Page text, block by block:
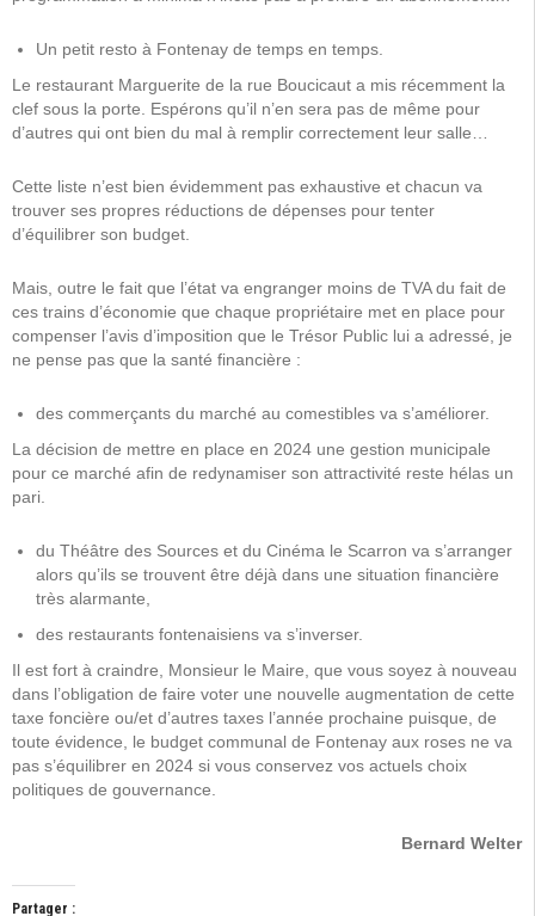
Un petit resto à Fontenay de temps en temps.
Le restaurant Marguerite de la rue Boucicaut a mis récemment la
clef sous la porte. Espérons qu’il n’en sera pas de même pour
d’autres qui ont bien du mal à remplir correctement leur salle…
Cette liste n’est bien évidemment pas exhaustive et chacun va
trouver ses propres réductions de dépenses pour tenter
d’équilibrer son budget.
Mais, outre le fait que l’état va engranger moins de TVA du fait de
ces trains d’économie que chaque propriétaire met en place pour
compenser l’avis d’imposition que le Trésor Public lui a adressé, je
ne pense pas que la santé financière :
des commerçants du marché au comestibles va s’améliorer.
La décision de mettre en place en 2024 une gestion municipale
pour ce marché afin de redynamiser son attractivité reste hélas un
pari.
du Théâtre des Sources et du Cinéma le Scarron va s’arranger
alors qu’ils se trouvent être déjà dans une situation financière
très alarmante,
des restaurants fontenaisiens va s’inverser.
Il est fort à craindre, Monsieur le Maire, que vous soyez à nouveau
dans l’obligation de faire voter une nouvelle augmentation de cette
taxe foncière ou/et d’autres taxes l’année prochaine puisque, de
toute évidence, le budget communal de Fontenay aux roses ne va
pas s’équilibrer en 2024 si vous conservez vos actuels choix
politiques de gouvernance.
Bernard Welter
Partager :